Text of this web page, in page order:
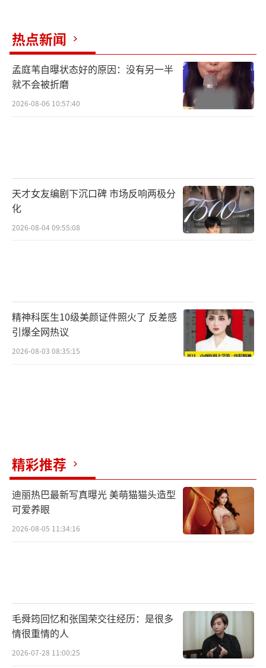
实则藏有修炼长生功法的心法，是邪教长生祭
的传承者，其家族主导了跨越百年的献祭阴
谋。她接近林国强既为赎罪，也为完成七星连
珠的终极仪式。在温情面具被撕破后，她选择
自焚，与罪证同归于尽。
术资源策划抛尸布局，伪造基因数据支撑长生
谎言。罪行败露后，丁当在实验室与犯罪证据
同归于尽。
（责任编辑：于浩淙 Hzx0176）
热点新闻
孟庭苇自曝状态好的原因：没有另一半
就不会被折磨
2026-08-06 10:57:40
天才女友编剧下沉口碑 市场反响两极分
化
2026-08-04 09:55:08
精神科医生10级美颜证件照火了 反差感
引爆全网热议
2026-08-03 08:35:15
精彩推荐
迪丽热巴最新写真曝光 美萌猫猫头造型
可爱养眼
2026-08-05 11:34:16
毛舜筠回忆和张国荣交往经历：是很多
情很重情的人
2026-07-28 11:00:25